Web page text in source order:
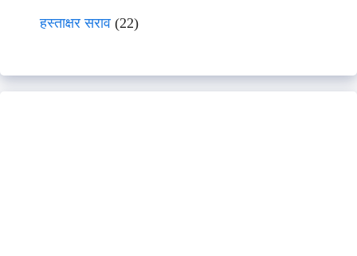
हस्ताक्षर सराव (22)